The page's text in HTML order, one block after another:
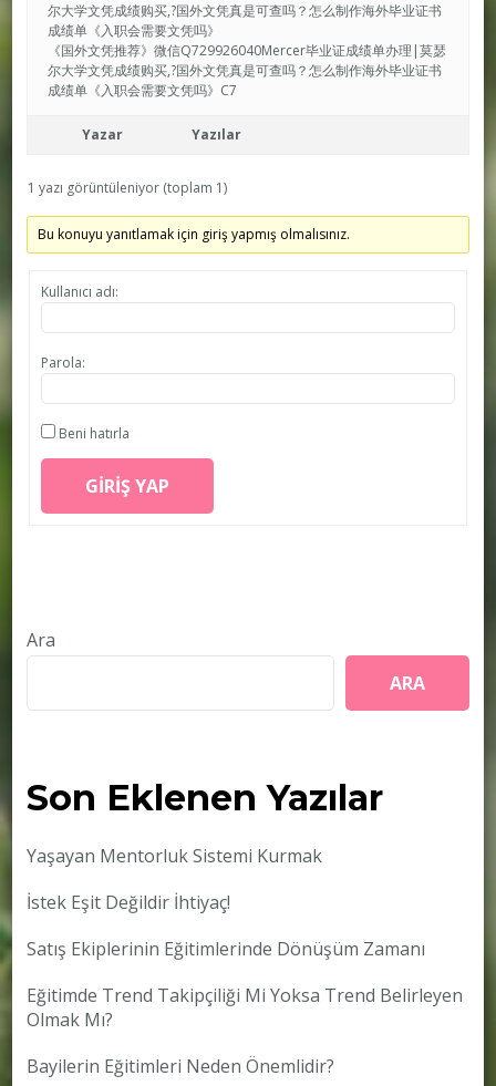
尔大学文凭成绩购买,?国外文凭真是可查吗？怎么制作海外毕业证书
成绩单《入职会需要文凭吗》
《国外文凭推荐》微信Q729926040Mercer毕业证成绩单办理|莫瑟
尔大学文凭成绩购买,?国外文凭真是可查吗？怎么制作海外毕业证书
成绩单《入职会需要文凭吗》C7
Yazar Yazılar
1 yazı görüntüleniyor (toplam 1)
Bu konuyu yanıtlamak için giriş yapmış olmalısınız.
Kullanıcı adı:
Parola:
Beni hatırla
GIRIŞ YAP
Ara
ARA
Son Eklenen Yazılar
Yaşayan Mentorluk Sistemi Kurmak
İstek Eşit Değildir İhtiyaç!
Satış Ekiplerinin Eğitimlerinde Dönüşüm Zamanı
Eğitimde Trend Takipçiliği Mi Yoksa Trend Belirleyen
Olmak Mı?
Bayilerin Eğitimleri Neden Önemlidir?